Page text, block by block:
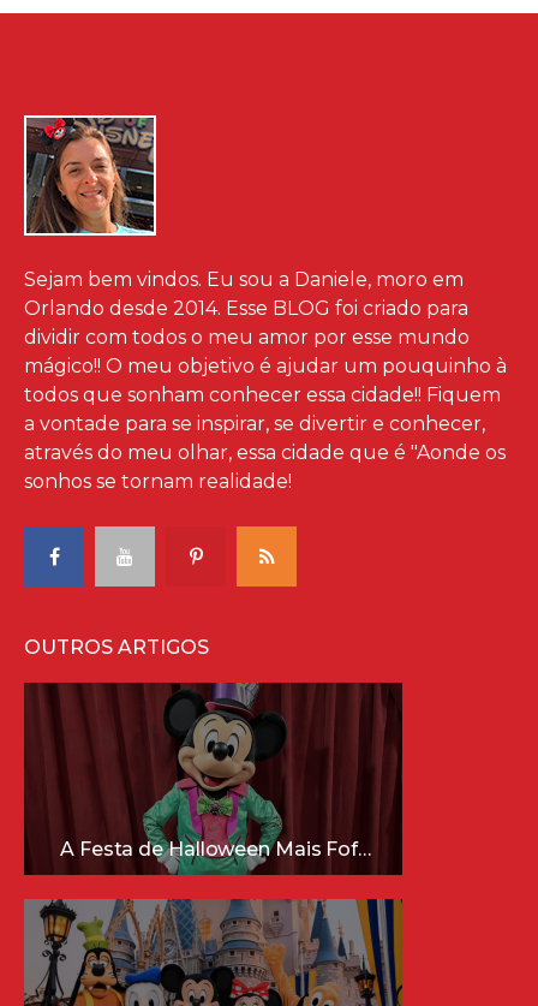
Sejam bem vindos. Eu sou a Daniele, moro em
Orlando desde 2014. Esse BLOG foi criado para
dividir com todos o meu amor por esse mundo
mágico!! O meu objetivo é ajudar um pouquinho à
todos que sonham conhecer essa cidade!! Fiquem
a vontade para se inspirar, se divertir e conhecer,
através do meu olhar, essa cidade que é "Aonde os
sonhos se tornam realidade!
OUTROS ARTIGOS
A Festa de Halloween Mais Fofa da Disney Está Chegando!